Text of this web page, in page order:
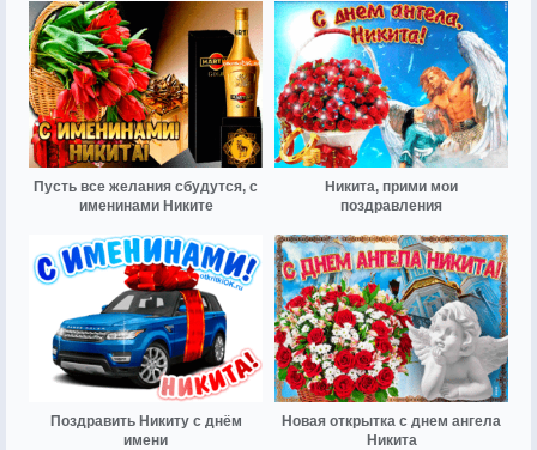
Пусть все желания сбудутся, с
именинами Никите
Никита, прими мои
поздравления
Поздравить Никиту с днём
имени
Новая открытка с днем ангела
Никита